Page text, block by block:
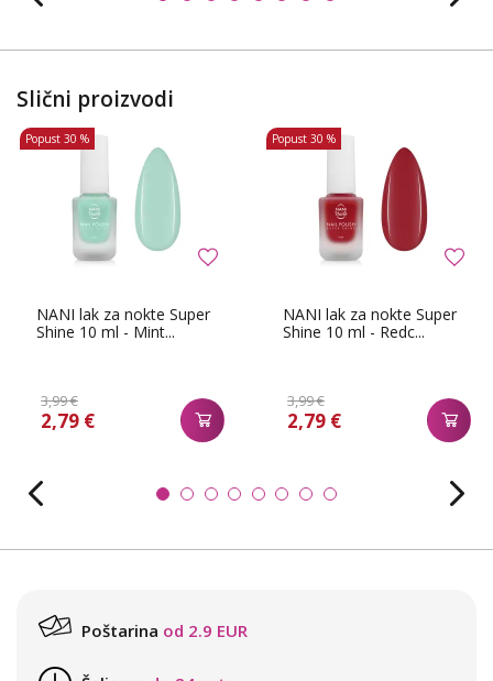
Slični proizvodi
NANI lak za nokte Super
Shine 10 ml - Mint...
3,99 €
2,79 €
Popust 30 %
NANI lak za nokte Super
Shine 10 ml - Redc...
3,99 €
2,79 €
Popust 30 %
Poštarina od 2.9 EUR